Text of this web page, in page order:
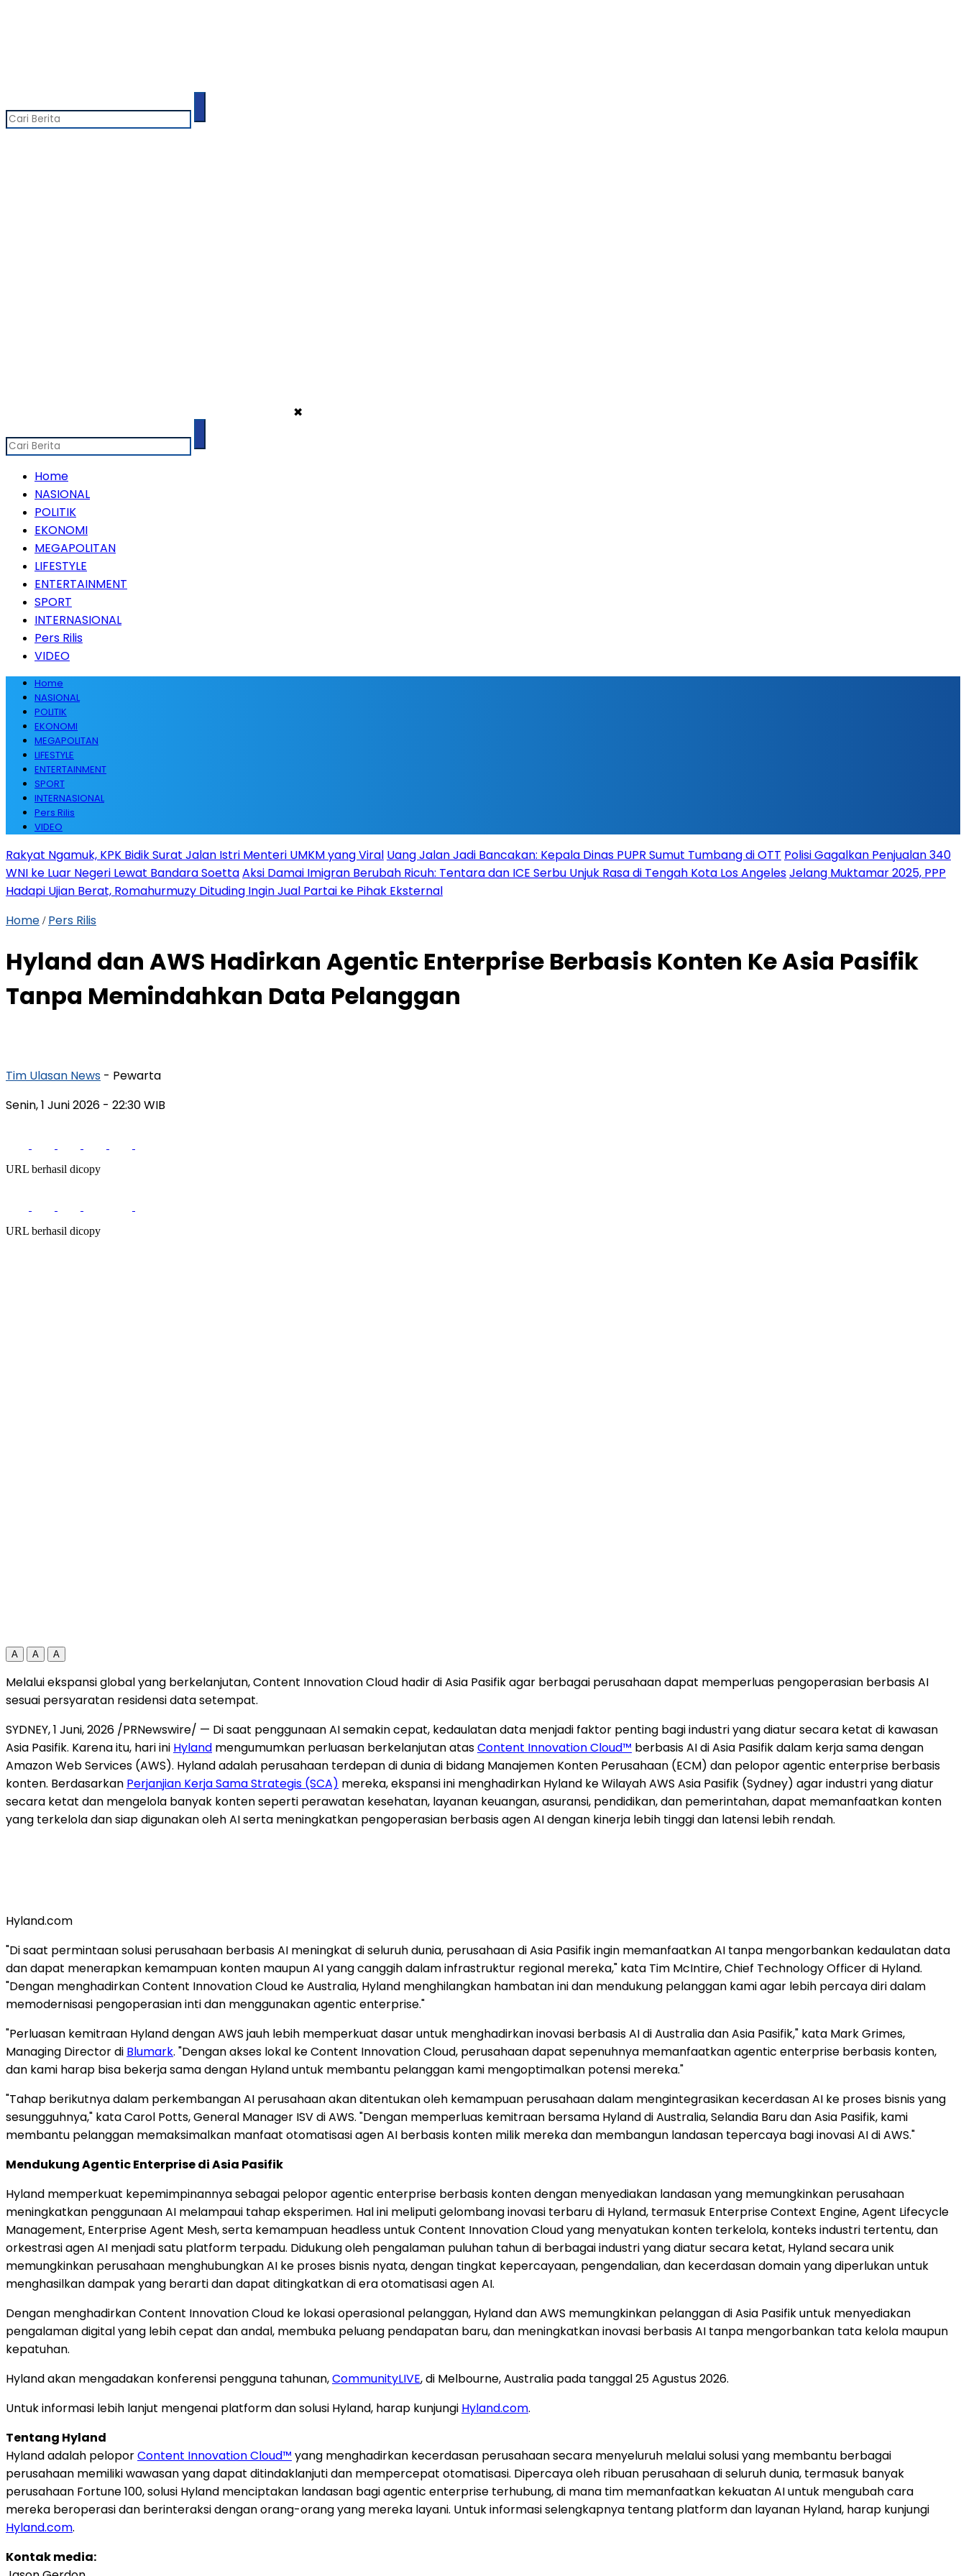
✖
Home
NASIONAL
POLITIK
EKONOMI
MEGAPOLITAN
LIFESTYLE
ENTERTAINMENT
SPORT
INTERNASIONAL
Pers Rilis
VIDEO
Home
NASIONAL
POLITIK
EKONOMI
MEGAPOLITAN
LIFESTYLE
ENTERTAINMENT
SPORT
INTERNASIONAL
Pers Rilis
VIDEO
Rakyat Ngamuk, KPK Bidik Surat Jalan Istri Menteri UMKM yang Viral Uang Jalan Jadi Bancakan: Kepala Dinas PUPR Sumut Tumbang di OTT Polisi Gagalkan Penjualan 340
WNI ke Luar Negeri Lewat Bandara SoettaAksi Damai Imigran Berubah Ricuh: Tentara dan ICE Serbu Unjuk Rasa di Tengah Kota Los AngelesJelang Muktamar 2025, PPP
Hadapi Ujian Berat, Romahurmuzy Dituding Ingin Jual Partai ke Pihak Eksternal
Home / Pers Rilis
Hyland dan AWS Hadirkan Agentic Enterprise Berbasis Konten Ke Asia Pasifik
Tanpa Memindahkan Data Pelanggan
Tim Ulasan News - Pewarta
Senin, 1 Juni 2026 - 22:30 WIB
URL berhasil dicopy
URL berhasil dicopy
A A A
Melalui ekspansi global yang berkelanjutan, Content Innovation Cloud hadir di Asia Pasifik agar berbagai perusahaan dapat memperluas pengoperasian berbasis AI
sesuai persyaratan residensi data setempat.
SYDNEY,1 Juni, 2026 /PRNewswire/ — Di saat penggunaan AI semakin cepat, kedaulatan data menjadi faktor penting bagi industri yang diatur secara ketat di kawasan
Asia Pasifik. Karena itu, hari ini Hyland mengumumkan perluasan berkelanjutan atasContent Innovation Cloud™ berbasis AI di Asia Pasifik dalam kerja sama dengan
Amazon Web Services (AWS). Hyland adalah perusahaan terdepan di dunia di bidang Manajemen Konten Perusahaan (ECM) dan pelopor agentic enterprise berbasis
konten. Berdasarkan Perjanjian Kerja Sama Strategis (SCA) mereka, ekspansi ini menghadirkan Hyland ke Wilayah AWS Asia Pasifik (Sydney) agar industri yang diatur
secara ketat dan mengelola banyak konten seperti perawatan kesehatan, layanan keuangan, asuransi, pendidikan, dan pemerintahan, dapat memanfaatkan konten
yang terkelola dan siap digunakan oleh AI serta meningkatkan pengoperasian berbasis agen AI dengan kinerja lebih tinggi dan latensi lebih rendah.
Hyland.com
"Di saat permintaan solusi perusahaan berbasis AI meningkat di seluruh dunia, perusahaan di Asia Pasifik ingin memanfaatkan AI tanpa mengorbankan kedaulatan data
dan dapat menerapkan kemampuan konten maupun AI yang canggih dalam infrastruktur regional mereka," kata Tim McIntire, Chief Technology Officer di Hyland.
"Dengan menghadirkan Content Innovation Cloud ke Australia, Hyland menghilangkan hambatan ini dan mendukung pelanggan kami agar lebih percaya diri dalam
memodernisasi pengoperasian inti dan menggunakan agentic enterprise."
"Perluasan kemitraan Hyland dengan AWS jauh lebih memperkuat dasar untuk menghadirkan inovasi berbasis AI di Australia dan Asia Pasifik," kata Mark Grimes,
Managing Director di Blumark. "Dengan akses lokal ke Content Innovation Cloud, perusahaan dapat sepenuhnya memanfaatkan agentic enterprise berbasis konten,
dan kami harap bisa bekerja sama dengan Hyland untuk membantu pelanggan kami mengoptimalkan potensi mereka."
"Tahap berikutnya dalam perkembangan AI perusahaan akan ditentukan oleh kemampuan perusahaan dalam mengintegrasikan kecerdasan AI ke proses bisnis yang
sesungguhnya," kata Carol Potts, General Manager ISV di AWS. "Dengan memperluas kemitraan bersama Hyland di Australia, Selandia Baru dan Asia Pasifik, kami
membantu pelanggan memaksimalkan manfaat otomatisasi agen AI berbasis konten milik mereka dan membangun landasan tepercaya bagi inovasi AI di AWS."
Mendukung Agentic Enterprise di Asia Pasifik
Hyland memperkuat kepemimpinannya sebagai pelopor agentic enterprise berbasis konten dengan menyediakan landasan yang memungkinkan perusahaan
meningkatkan penggunaan AI melampaui tahap eksperimen. Hal ini meliputi gelombang inovasi terbaru di Hyland, termasuk Enterprise Context Engine, Agent Lifecycle
Management, Enterprise Agent Mesh, serta kemampuan headless untuk Content Innovation Cloud yang menyatukan konten terkelola, konteks industri tertentu, dan
orkestrasi agen AI menjadi satu platform terpadu. Didukung oleh pengalaman puluhan tahun di berbagai industri yang diatur secara ketat, Hyland secara unik
memungkinkan perusahaan menghubungkan AI ke proses bisnis nyata, dengan tingkat kepercayaan, pengendalian, dan kecerdasan domain yang diperlukan untuk
menghasilkan dampak yang berarti dan dapat ditingkatkan di era otomatisasi agen AI.
Dengan menghadirkan Content Innovation Cloud ke lokasi operasional pelanggan, Hyland dan AWS memungkinkan pelanggan di Asia Pasifik untuk menyediakan
pengalaman digital yang lebih cepat dan andal, membuka peluang pendapatan baru, dan meningkatkan inovasi berbasis AI tanpa mengorbankan tata kelola maupun
kepatuhan.
Hyland akan mengadakan konferensi pengguna tahunan,CommunityLIVE, di Melbourne, Australia pada tanggal 25 Agustus 2026.
Untuk informasi lebih lanjut mengenai platform dan solusi Hyland, harap kunjungi Hyland.com.
Tentang Hyland
Hyland adalah peloporContent Innovation Cloud™ yang menghadirkan kecerdasan perusahaan secara menyeluruh melalui solusi yang membantu berbagai
perusahaan memiliki wawasan yang dapat ditindaklanjuti dan mempercepat otomatisasi. Dipercaya oleh ribuan perusahaan di seluruh dunia, termasuk banyak
perusahaan Fortune 100, solusi Hyland menciptakan landasan bagi agentic enterprise terhubung, di mana tim memanfaatkan kekuatan AI untuk mengubah cara
mereka beroperasi dan berinteraksi dengan orang-orang yang mereka layani. Untuk informasi selengkapnya tentang platform dan layanan Hyland, harap kunjungi
Hyland.com.
Kontak media: